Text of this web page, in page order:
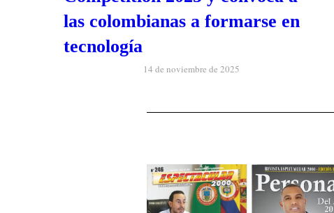
las colombianas a formarse en
tecnología
14 de noviembre de 2025